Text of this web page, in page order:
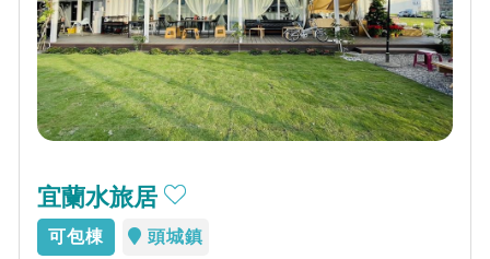
宜蘭水旅居
可包棟 頭城鎮